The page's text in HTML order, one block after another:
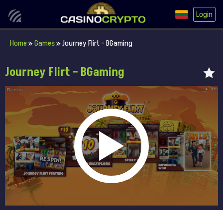
Login
Home»Games»Journey Flirt – BGaming
Journey Flirt – BGaming